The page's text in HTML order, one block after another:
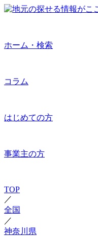
ホーム・検索
コラム
はじめての方
事業主の方
TOP
／
全国
／
神奈川県